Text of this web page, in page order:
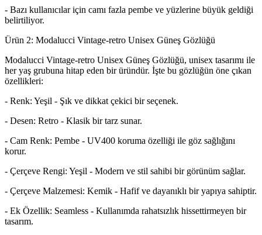
- Bazı kullanıcılar için camı fazla pembe ve yüzlerine büyük geldiği
belirtiliyor.
Ürün 2: Modalucci Vintage-retro Unisex Güneş Gözlüğü
Modalucci Vintage-retro Unisex Güneş Gözlüğü, unisex tasarımı ile
her yaş grubuna hitap eden bir üründür. İşte bu gözlüğün öne çıkan
özellikleri:
- Renk: Yeşil - Şık ve dikkat çekici bir seçenek.
- Desen: Retro - Klasik bir tarz sunar.
- Cam Renk: Pembe - UV400 koruma özelliği ile göz sağlığını
korur.
- Çerçeve Rengi: Yeşil - Modern ve stil sahibi bir görünüm sağlar.
- Çerçeve Malzemesi: Kemik - Hafif ve dayanıklı bir yapıya sahiptir.
- Ek Özellik: Seamless - Kullanımda rahatsızlık hissettirmeyen bir
tasarım.